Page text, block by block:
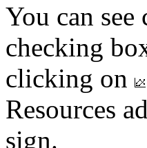
You can
checking
clicking on
Resources
sign.